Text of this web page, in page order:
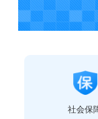
社会保